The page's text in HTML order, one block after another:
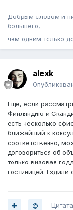
Добрым словом и
большего,
чем одним только
alexk
Еще, если
Финляндию и
есть несколько
ближайший к
соответственно,
договориться об
только визовая
гостиницей.
Цитата